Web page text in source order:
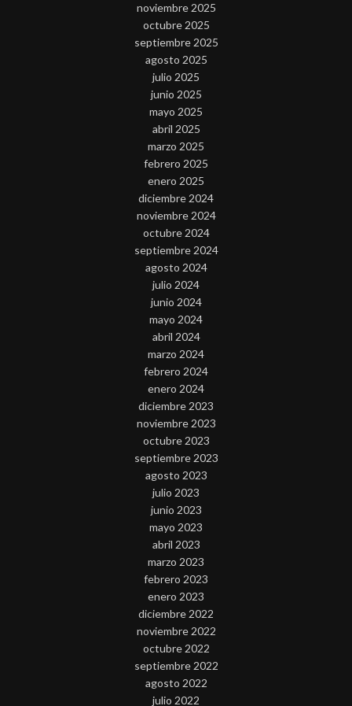
noviembre 2025
octubre 2025
septiembre 2025
agosto 2025
julio 2025
junio 2025
mayo 2025
abril 2025
marzo 2025
febrero 2025
enero 2025
diciembre 2024
noviembre 2024
octubre 2024
septiembre 2024
agosto 2024
julio 2024
junio 2024
mayo 2024
abril 2024
marzo 2024
febrero 2024
enero 2024
diciembre 2023
noviembre 2023
octubre 2023
septiembre 2023
agosto 2023
julio 2023
junio 2023
mayo 2023
abril 2023
marzo 2023
febrero 2023
enero 2023
diciembre 2022
noviembre 2022
octubre 2022
septiembre 2022
agosto 2022
julio 2022